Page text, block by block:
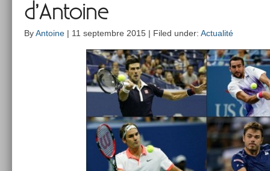
d’Antoine
ByAntoine | 11 septembre 2015 | Filed under: Actualité